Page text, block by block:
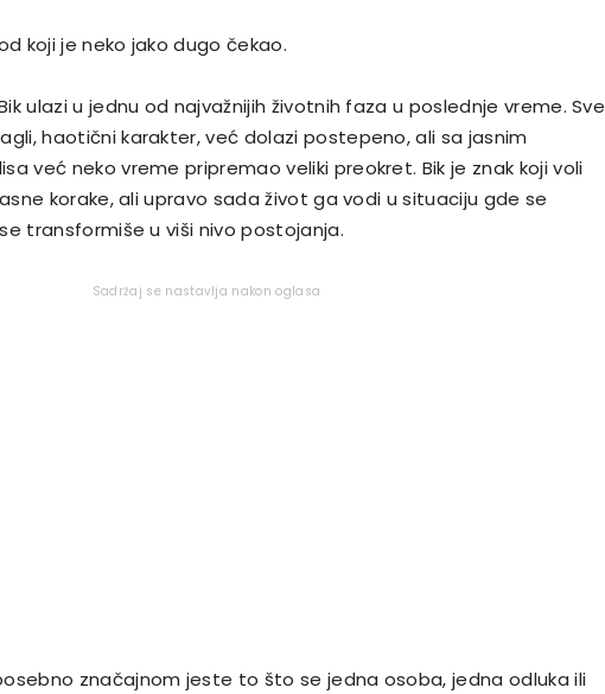
koji je neko jako dugo čekao.
ulazi u jednu od najvažnijih životnih faza u poslednje vreme. Sve
haotični karakter, već dolazi postepeno, ali sa jasnim
već neko vreme pripremao veliki preokret. Bik je znak koji voli
korake, ali upravo sada život ga vodi u situaciju gde se
transformiše u viši nivo postojanja.
Sadržaj se nastavlja nakon oglasa
značajnom jeste to što se jedna osoba, jedna odluka ili